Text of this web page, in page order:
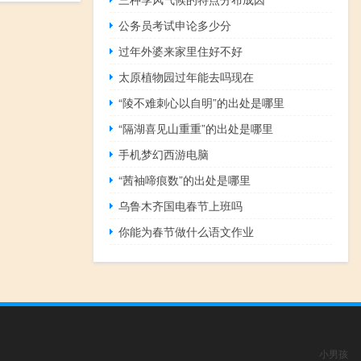
公务员考试申论多少分
过年外婆来家里住好不好
太原植物园过年能去吗现在
“陵不难刺心以自明”的出处是哪里
“隔湖喜见山重重”的出处是哪里
手机梦幻西游电脑
“茜袖啼痕数”的出处是哪里
乌鲁木齐国电春节上班吗
你能为春节做什么语文作业
小男孩